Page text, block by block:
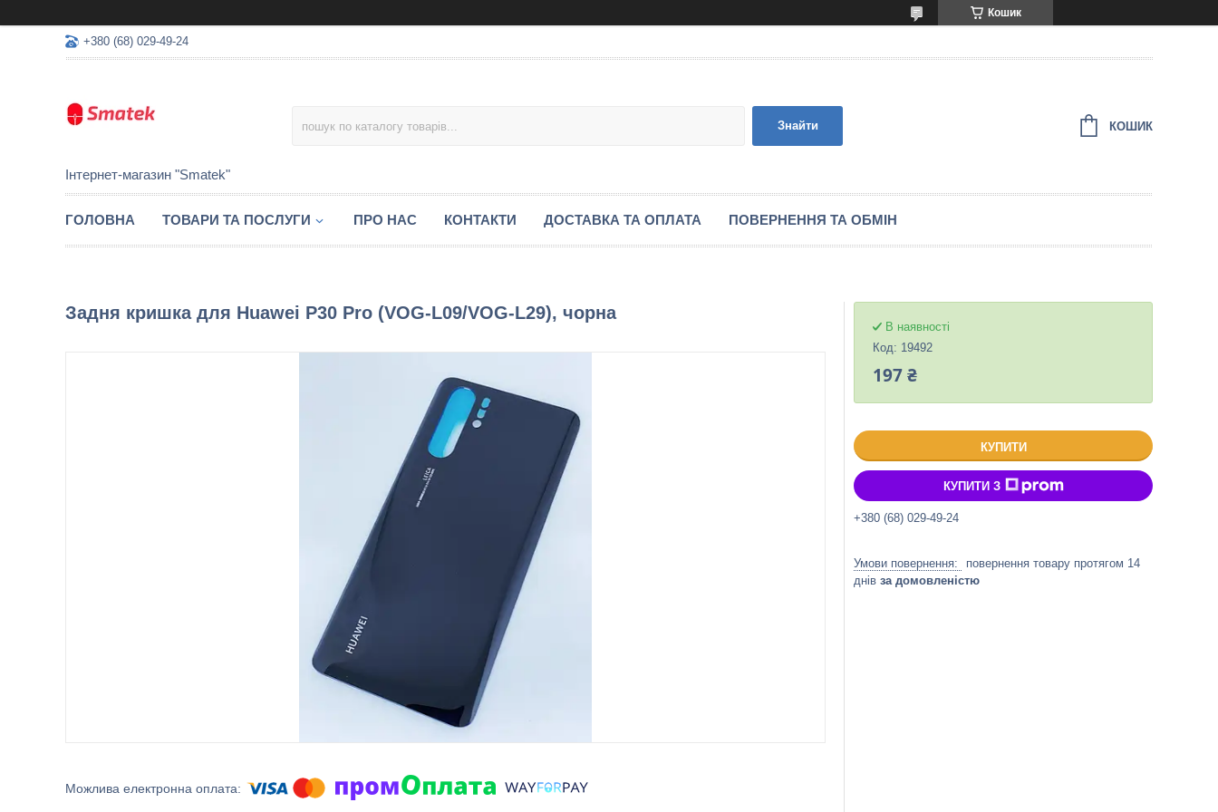
Кошик
+380 (68) 029-49-24
Інтернет-магазин "Smatek"
Знайти КОШИК
ГОЛОВНА ТОВАРИ ТА ПОСЛУГИ ПРО НАС КОНТАКТИ ДОСТАВКА ТА ОПЛАТА ПОВЕРНЕННЯ ТА ОБМІН
Задня кришка для Huawei P30 Pro (VOG-L09/VOG-L29), чорна
В наявності
Код: 19492
197 ₴
КУПИТИ
КУПИТИ З
+380 (68) 029-49-24
повернення товару протягом 14
днів за домовленістю